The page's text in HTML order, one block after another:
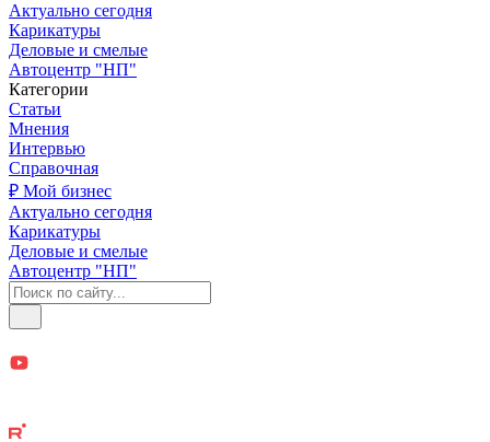
Актуально сегодня
Карикатуры
Деловые и смелые
Автоцентр "НП"
Категории
Статьи
Мнения
Интервью
Справочная
₽ Мой бизнес
Актуально сегодня
Карикатуры
Деловые и смелые
Автоцентр "НП"